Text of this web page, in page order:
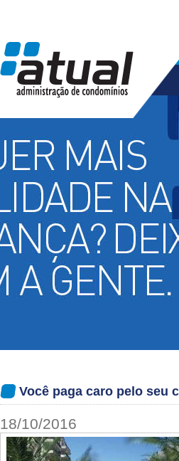
Você paga caro pelo seu
18/10/2016